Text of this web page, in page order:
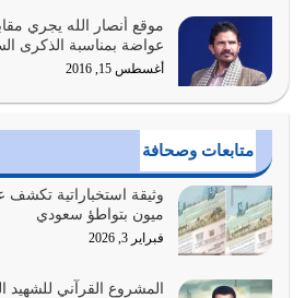
أولياء الشيطان كلما كانوا أكثر ولاءً
أكثر ضعفاً
يوليو 30, 2026
وعد الله تعالى من يُقتل في سبيله
والاستبشار والنجاة والخلود في…
يوليو 29, 2026
القرآن الكريم هو أهم مصدر لمعرفة
معرفة شخصيته معرفة عظمته
يوليو 28, 2026
موقع أنصار الله يجري
عواضة بمناسبة الذكرى
أغسطس 15, 2016
متابعات وصحافة
وثيقة استخباراتية تكشف
ميون بتواطؤ سعودي
فبراير 3, 2026
المشروع القرآني للشهيد